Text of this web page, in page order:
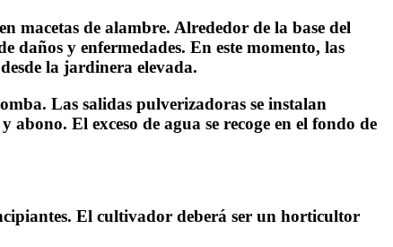
macetas de alambre. Alrededor de la base del
daños y enfermedades. En este momento, las
la jardinera elevada.
Las salidas pulverizadoras se instalan
El exceso de agua se recoge en el fondo de
El cultivador deberá ser un horticultor